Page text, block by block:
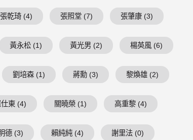
張乾琦 (4) 張照堂 (7) 張肇康 (3)
黃永松 (1) 黃光男 (2) 楊英風 (6)
劉培森 (1) 蔣勳 (3) 黎煥雄 (2)
仕東 (4) 關曉榮 (1) 高重黎 (4)
德 (3) 賴純純 (4) 謝里法 (0)